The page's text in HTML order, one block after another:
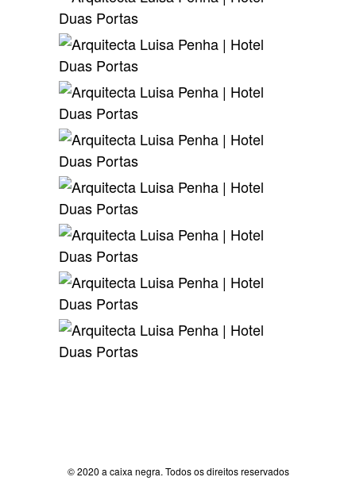
© 2020 a caixa negra. Todos os direitos reservados